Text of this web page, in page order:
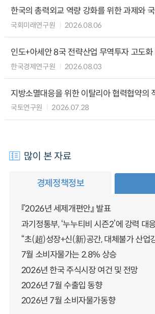
한국의 총력외교 역량 강화를 위한 과제와
국회미래연구원 2026.08.06
인도+아세안 8국 전략산업 무역투자 고도화
한국경제연구원 2026.08.03
지방소멸대응을 위한 이탈리아 협력협약의
국토연구원 2026.07.28
많이 본 자료
경제정책정보
『2026년 세제개편안』 발표
과기정통부, ‘누누티비 시즌2’에 강력 대
“초(超)성장+신(新)공간, 대체불가 산업
7월 소비자물가는 2.8% 상승
2026년 한국 주식시장 여건 및 전망
2026년 7월 수출입 동향
2026년 7월 소비자물가동향